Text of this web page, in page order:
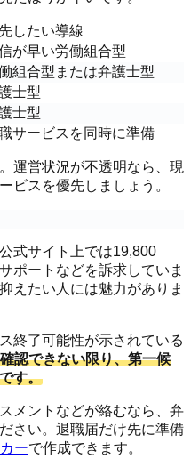
したい導線
が早い労働組合型
組合型または弁護士型
士型
士型
サービスを同時に準備
運営状況が不透明なら、現
ビスを優先しましょう。
式サイト上では19,800
ポートなどを訴求していま
えたい人には魅力がありま
終了可能性が示されている
認できない限り、第一候
す。
メントなどが絡むなら、弁
さい。退職届だけ先に準備
ーで作成できます。